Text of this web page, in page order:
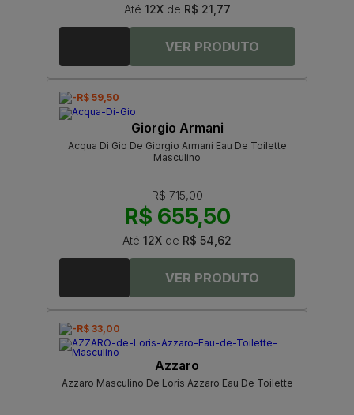
Até 12Xde R$ 21,77
-R$ 59,50
Giorgio Armani
Acqua Di Gio De Giorgio Armani Eau De Toilette
Masculino
R$ 715,00
R$ 655,50
Até 12X de R$ 54,62
-R$ 33,00
Azzaro
Azzaro Masculino De Loris Azzaro Eau De Toilette